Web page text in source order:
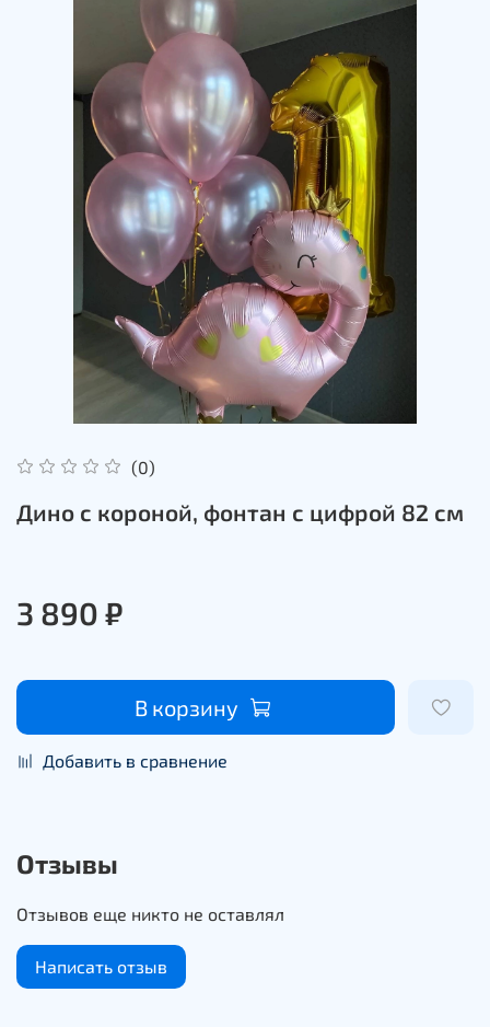
(0)
Дино с короной, фонтан с цифрой 82 см
3 890 ₽
В корзину
Добавить в сравнение
Отзывы
Отзывов еще никто не оставлял
Написать отзыв